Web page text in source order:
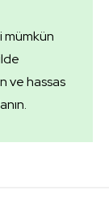
mümkün
ve hassas